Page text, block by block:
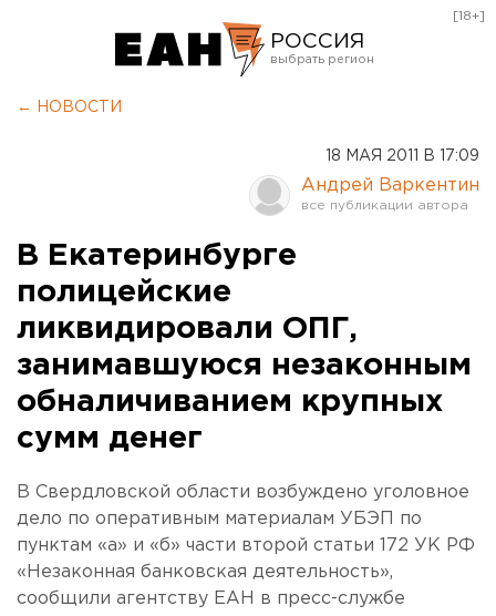
РОССИЯ
Оренбург
[18+]
← НОВОСТИ
18 МАЯ 2011 В 17:09
Андрей Варкентин
В Екатеринбурге
полицейские
ликвидировали ОПГ,
занимавшуюся незаконным
обналичиванием крупных
сумм денег
В Свердловской области возбуждено уголовное
дело по оперативным материалам УБЭП по
пунктам «а» и «б» части второй статьи 172 УК РФ
«Незаконная банковская деятельность»,
сообщили агентству ЕАН в пресс-службе